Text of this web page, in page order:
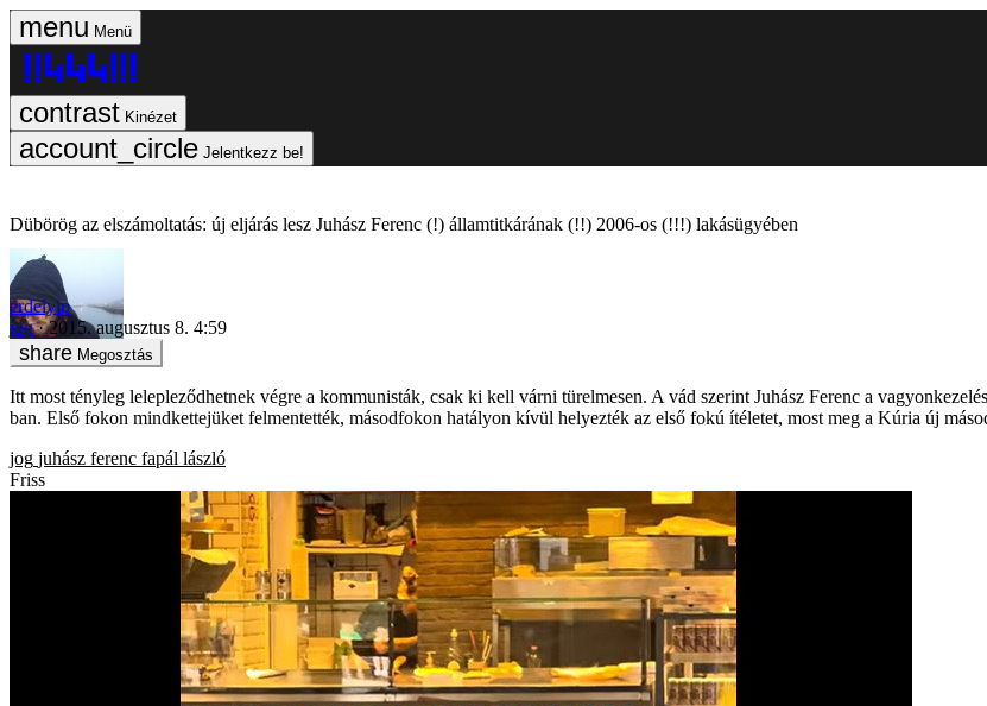
Menü
Kinézet
Jelentkezz be!
Dübörög az elszámoltatás: új eljárás lesz Juhász Ferenc (!) államtitkárának (!!) 2006-os (!!!) lakásügyében
erdelyip
jog
2015. augusztus 8. 4:59
Megosztás
Itt most tényleg lelepleződhetnek végre a kommunisták, csak ki kell várni türelmesen. A vád szerint Juhász Ferenc a
ban. Első fokon mindkettejüket felmentették, másodfokon hatályon kívül helyezték az első fokú ítéletet, most meg a Kúria új
jog juhász ferenc fapál lászló
Friss